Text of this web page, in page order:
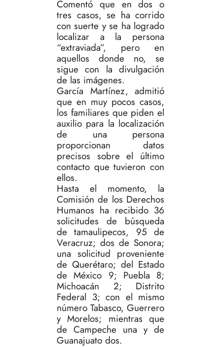
Comentó que en dos o
tres casos, se ha corrido
con suerte y se ha logrado
localizar a la persona
“extraviada”, pero en
aquellos donde no, se
sigue con la divulgación
de las imágenes.
García Martínez, admitió
que en muy pocos casos,
los familiares que piden el
auxilio para la localización
de una persona
proporcionan datos
precisos sobre el último
contacto que tuvieron con
ellos.
Hasta el momento, la
Comisión de los Derechos
Humanos ha recibido 36
solicitudes de búsqueda
de tamaulipecos, 95 de
Veracruz; dos de Sonora;
una solicitud proveniente
de Querétaro; del Estado
de México 9; Puebla 8;
Michoacán 2; Distrito
Federal 3; con el mismo
número Tabasco, Guerrero
y Morelos; mientras que
de Campeche una y de
Guanajuato dos.